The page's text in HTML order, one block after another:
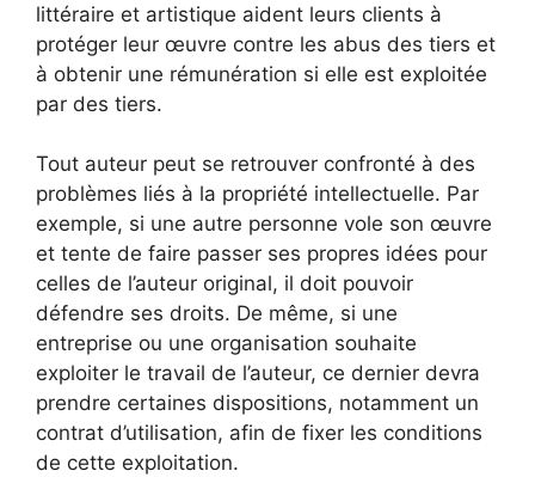
littéraire et artistique aident leurs clients à
protéger leur œuvre contre les abus des tiers et
à obtenir une rémunération si elle est exploitée
par des tiers.
Tout auteur peut se retrouver confronté à des
problèmes liés à la propriété intellectuelle. Par
exemple, si une autre personne vole son œuvre
et tente de faire passer ses propres idées pour
celles de l’auteur original, il doit pouvoir
défendre ses droits. De même, si une
entreprise ou une organisation souhaite
exploiter le travail de l’auteur, ce dernier devra
prendre certaines dispositions, notamment un
contrat d’utilisation, afin de fixer les conditions
de cette exploitation.